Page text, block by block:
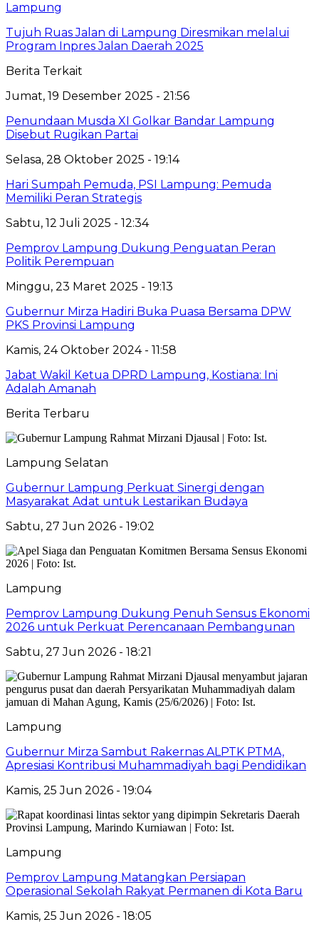
Lampung
Tujuh Ruas Jalan di Lampung Diresmikan melalui
Program Inpres Jalan Daerah 2025
Berita Terkait
Jumat, 19 Desember 2025 - 21:56
Penundaan Musda XI Golkar Bandar Lampung
Disebut Rugikan Partai
Selasa, 28 Oktober 2025 - 19:14
Hari Sumpah Pemuda, PSI Lampung: Pemuda
Memiliki Peran Strategis
Sabtu, 12 Juli 2025 - 12:34
Pemprov Lampung Dukung Penguatan Peran
Politik Perempuan
Minggu, 23 Maret 2025 - 19:13
Gubernur Mirza Hadiri Buka Puasa Bersama DPW
PKS Provinsi Lampung
Kamis, 24 Oktober 2024 - 11:58
Jabat Wakil Ketua DPRD Lampung, Kostiana: Ini
Adalah Amanah
Berita Terbaru
Lampung Selatan
Gubernur Lampung Perkuat Sinergi dengan
Masyarakat Adat untuk Lestarikan Budaya
Sabtu, 27 Jun 2026 - 19:02
Lampung
Pemprov Lampung Dukung Penuh Sensus Ekonomi
2026 untuk Perkuat Perencanaan Pembangunan
Sabtu, 27 Jun 2026 - 18:21
Lampung
Gubernur Mirza Sambut Rakernas ALPTK PTMA,
Apresiasi Kontribusi Muhammadiyah bagi Pendidikan
Kamis, 25 Jun 2026 - 19:04
Lampung
Pemprov Lampung Matangkan Persiapan
Operasional Sekolah Rakyat Permanen di Kota Baru
Kamis, 25 Jun 2026 - 18:05